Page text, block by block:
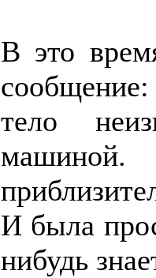
В это
тело
И была
нибудь